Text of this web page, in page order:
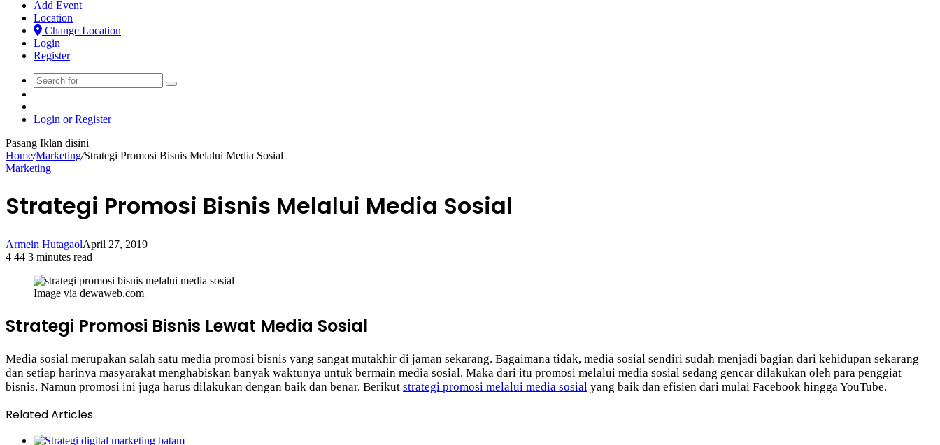
Add Event
Location
Change Location
Login
Register
Search
Login or Register
Pasang Iklan disini
Home/Marketing/Strategi Promosi Bisnis Melalui Media Sosial
Marketing
Strategi Promosi Bisnis Melalui Media Sosial
Armein HutagaolApril 27, 2019
4 44 3 minutes read
Image via dewaweb.com
Strategi Promosi Bisnis Lewat Media Sosial
Media sosial merupakan salah satu media promosi bisnis yang sangat mutakhir di jaman sekarang. Bagaimana tidak, media sosial sendiri sudah menjadi bagian dari kehidupan sekarang
dan setiap harinya masyarakat menghabiskan banyak waktunya untuk bermain media sosial. Maka dari itu promosi melalui media sosial sedang gencar dilakukan oleh para penggiat
bisnis. Namun promosi ini juga harus dilakukan dengan baik dan benar. Berikut strategi promosi melalui media sosial yang baik dan efisien dari mulai Facebook hingga YouTube.
Related Articles